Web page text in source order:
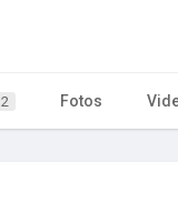
2 Fotos